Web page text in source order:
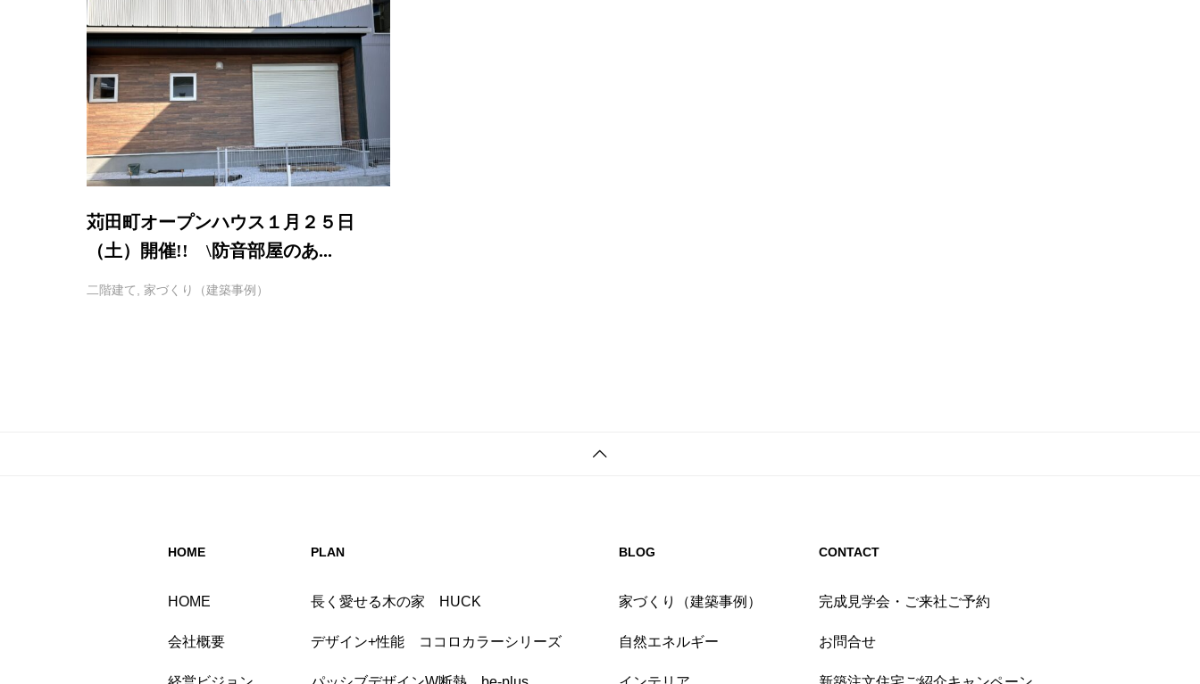
苅田町オープンハウス１月２５日
（土）開催!! \防音部屋のあ...
二階建て 家づくり（建築事例）
HOME
HOME
会社概要
PLAN
長く愛せる木の家 HUCK
デザイン+性能 ココロカラーシリーズ
BLOG
家づくり（建築事例）
自然エネルギー
CONTACT
完成見学会・ご来社ご予約
お問合せ